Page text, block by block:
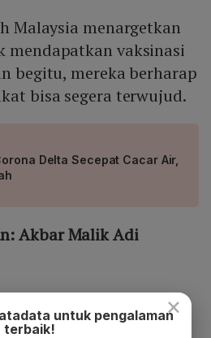
Malaysia menargetkan
mendapatkan vaksinasi
begitu, mereka berharap
bisa segera terwujud.
Delta Secepat Cacar Air,
Akbar Malik Adi
×
untuk pengalaman
terbaik!